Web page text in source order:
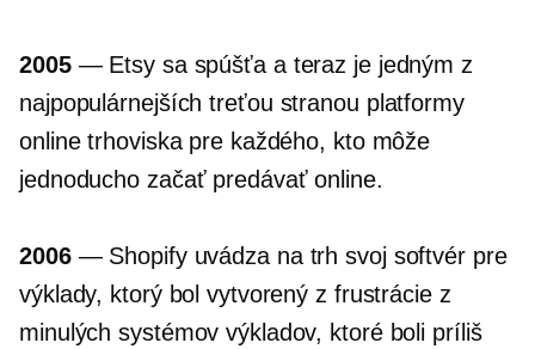
2005— Etsy sa spúšťa a teraz je jedným z
najpopulárnejšíchtreťou stranou platformy
online trhoviska pre každého, kto môže
jednoducho začať predávať online.
2006— Shopify uvádza na trh svoj softvér pre
výklady, ktorý bol vytvorený z frustrácie z
minulých systémov výkladov, ktoré boli príliš